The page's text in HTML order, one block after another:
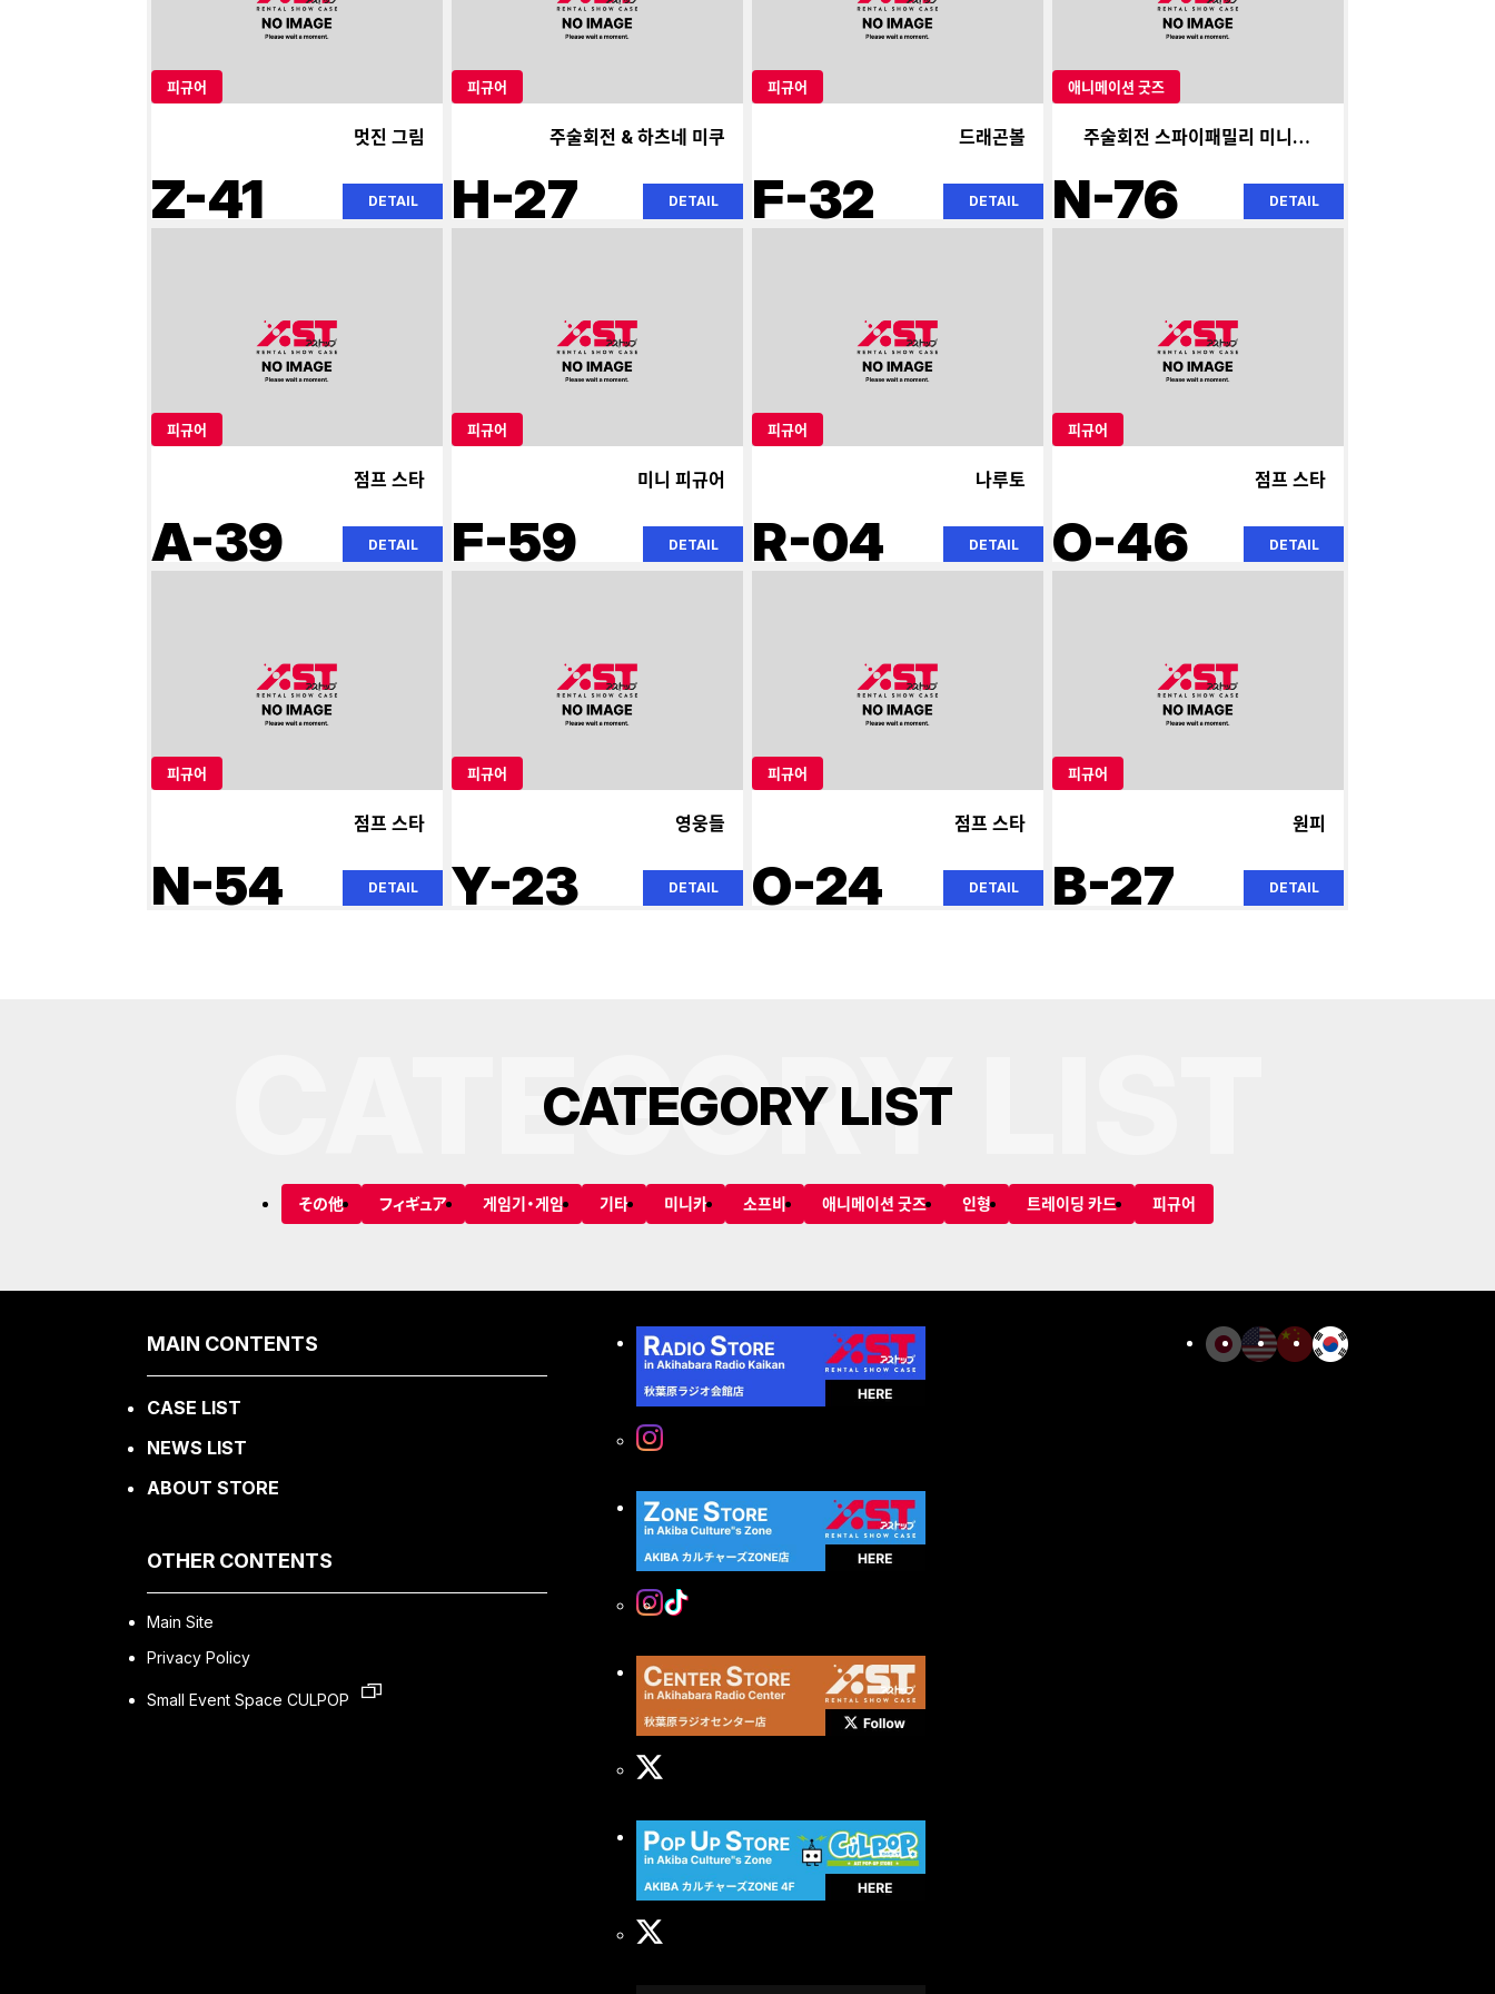
피규어
멋진 그림
Z-41 DETAIL
피규어
주술회전 & 하츠네 미쿠
H-27 DETAIL
피규어
드래곤볼
F-32 DETAIL
애니메이션 굿즈
주술회전 스파이패밀리 미니피규
N-76 DETAIL
피규어
점프 스타
A-39 DETAIL
피규어
미니 피규어
F-59 DETAIL
피규어
나루토
R-04 DETAIL
피규어
점프 스타
O-46 DETAIL
피규어
점프 스타
N-54 DETAIL
피규어
영웅들
Y-23 DETAIL
피규어
점프 스타
O-24 DETAIL
피규어
원피
B-27 DETAIL
CATEGORY LIST
CATEGORY LIST
その他 フィギュア 게임기・게임 기타 미니카 소프비 애니메이션 굿즈 인형 트레이딩 카드 피규어
MAIN CONTENTS
CASE LIST
NEWS LIST
ABOUT STORE
OTHER CONTENTS
Main Site
Privacy Policy
Small Event Space CULPOP